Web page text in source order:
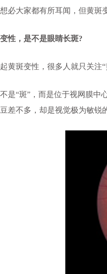
想必大家都有所耳闻，但黄斑
，是不是眼睛长斑?
斑变性，很多人就只关注“
“斑”，而是位于视网膜中心
差不多，却是视觉极为敏锐